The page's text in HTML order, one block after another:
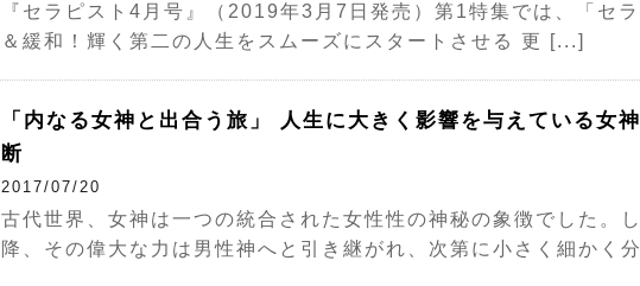
『セラピスト4月号』（2019年3月7日発売）第1特集では、「セ
＆緩和！輝く第二の人生をスムーズにスタートさせる 更 [...]
「内なる女神と出合う旅」 人生に大きく影響を与えている女
断
2017/07/20
古代世界、女神は一つの統合された女性性の神秘の象徴でした。
降、その偉大な力は男性神へと引き継がれ、次第に小さく細かく